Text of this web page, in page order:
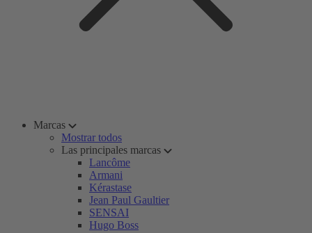
Marcas
Mostrar todos
Las principales marcas
Lancôme
Armani
Kérastase
Jean Paul Gaultier
SENSAI
Hugo Boss